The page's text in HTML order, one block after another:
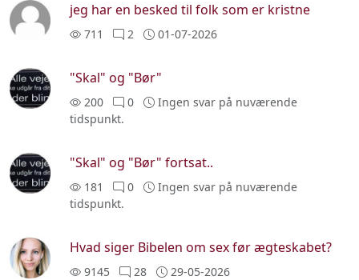
jeg har en besked til folk som er kristne
711 2 01-07-2026
"Skal" og "Bør"
200 0
Ingen svar på nuværende
tidspunkt.
"Skal" og "Bør" fortsat..
181 0
Ingen svar på nuværende
tidspunkt.
Hvad siger Bibelen om sex før ægteskabet?
9145 28 29-05-2026